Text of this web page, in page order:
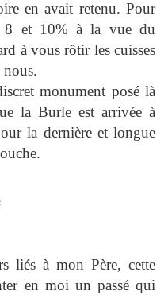
en avait retenu. Pour
8 et 10% à la vue du
à vous rôtir les cuisses
monument posé là
la Burle est arrivée à
la dernière et longue
liés à mon Père, cette
en moi un passé qui